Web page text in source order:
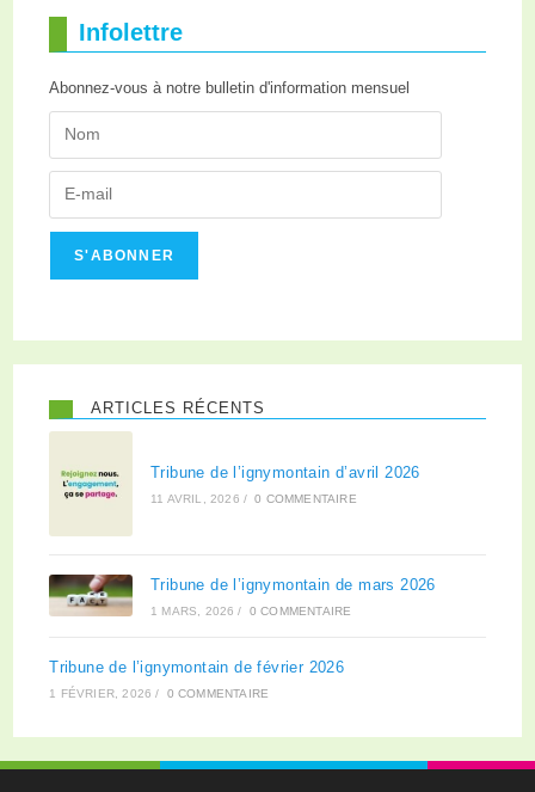
Infolettre
Abonnez-vous à notre bulletin d'information mensuel
S'ABONNER
ARTICLES RÉCENTS
Tribune de l’ignymontain d’avril 2026
11 AVRIL, 2026 / 0 COMMENTAIRE
Tribune de l’ignymontain de mars 2026
1 MARS, 2026 / 0 COMMENTAIRE
Tribune de l’ignymontain de février 2026
1 FÉVRIER, 2026 / 0 COMMENTAIRE